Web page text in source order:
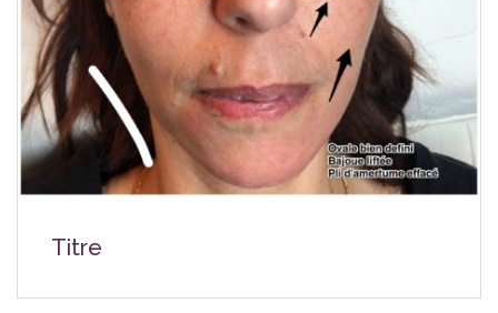
Titre